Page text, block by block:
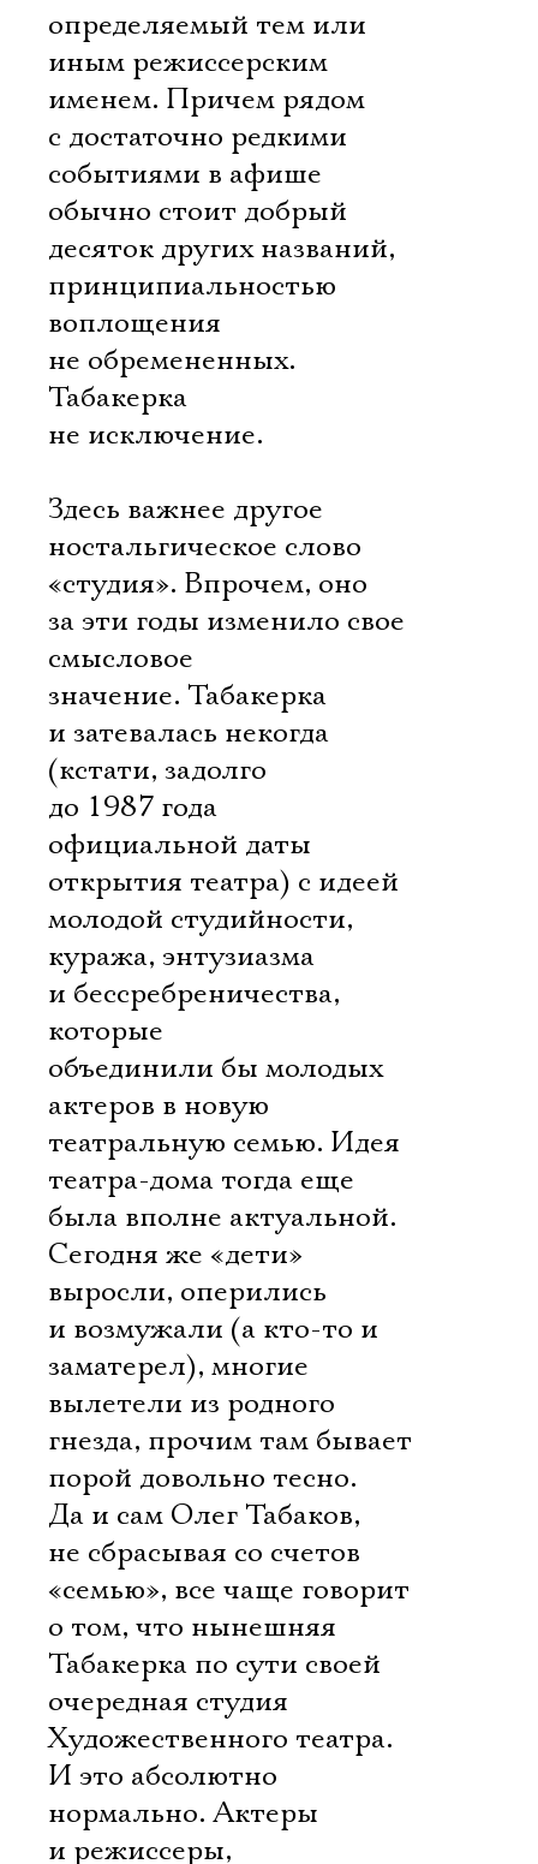
определяемый тем или
иным режиссерским
именем. Причем рядом
с достаточно редкими
событиями в афише
обычно стоит добрый
десяток других названий,
принципиальностью
воплощения
не обремененных.
Табакерка 
не исключение.
Здесь важнее другое 
ностальгическое слово
«студия». Впрочем, оно
за эти годы изменило свое
смысловое
значение. Табакерка
и затевалась некогда
(кстати, задолго
до 1987 года 
официальной даты
открытия театра) с идеей
молодой студийности,
куража, энтузиазма
и бессребреничества,
которые
объединили бы молодых
актеров в новую
театральную семью. Идея
театра-дома тогда еще
была вполне актуальной.
Сегодня же «дети»
выросли, оперились
и возмужали (а кто-то и
заматерел), многие
вылетели из родного
гнезда, прочим там бывает
порой довольно тесно.
Да и сам Олег Табаков,
не сбрасывая со счетов
«семью», все чаще говорит
о том, что нынешняя
Табакерка по сути своей 
очередная студия
Художественного театра.
И это абсолютно
нормально. Актеры
и режиссеры,